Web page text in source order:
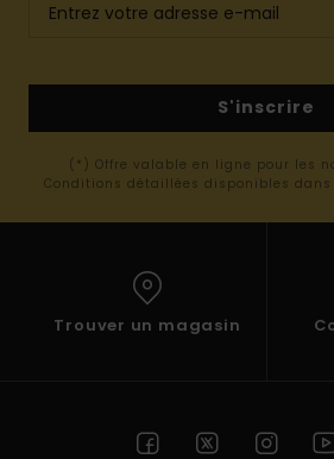
S'inscrire
(*) Offre valable en ligne pour les
Conditions détaillées disponibles
Trouver un magasin